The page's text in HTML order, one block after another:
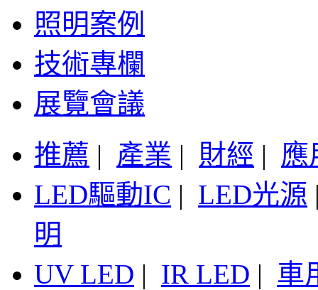
照明案例
技術專欄
展覽會議
推薦 | 產業 | 財經 | 應
LED驅動IC | LED光源
明
UV LED | IR LED | 車